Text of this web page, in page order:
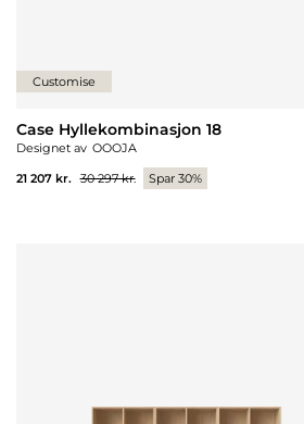
Customise
Case Hyllekombinasjon 18
Designet av OOOJA
21 207 kr.
30 297 kr. Spar 30%